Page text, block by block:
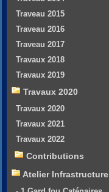
Traveau 2015
Traveau 2016
Traveau 2017
Travaux 2018
Travaux 2019
Travaux 2020
Travaux 2020
Travaux 2021
Travaux 2022
Contributions
Atelier Infrastructure